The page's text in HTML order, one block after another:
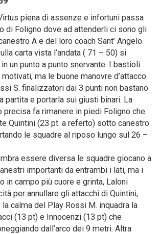
piena di assenze e infortuni passa
di Foligno dove ad attenderli ci sono gli
A e del loro coach Sant’ Angelo.
carta vista l’andata ( 71 – 50) si
un punto a punto snervante. I bastioli
ma le buone manovre d’attacco
S. finalizzatori dai 3 punti non bastano
partita e portarla sui giusti binari. La
precisa fa rimanere in piedi Foligno che
Quintini (23 pt. a referto) sotto canestro
le squadre al riposo lungo sul 26 –
essere diversa le squadre giocano a
importanti da entrambi i lati, ma i
in campo più cuore e grinta, Laloni
per annullare gli attacchi di Quintini,
calma del Play Rossi M. inquadra la
(13 pt) e Innocenzi (13 pt) che
dall’arco dei 9 metri. Altra